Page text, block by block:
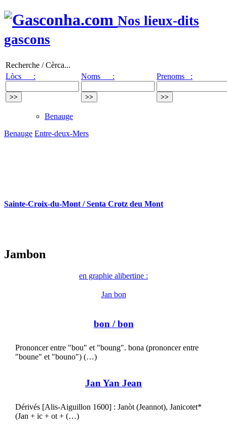
Nos lieux-dits
gascons
Recherche / Cèrca...
Lòcs :
Noms : Prenoms :
Benauge
Benauge Entre-deux-Mers
Sainte-Croix-du-Mont / Senta Crotz deu Mont
Jambon
en graphie alibertine :
Jan bon
bon / bon
Prononcer entre "bou" et "boung". bona (prononcer entre
"boune" et "bouno") (…)
Jan Yan Jean
Dérivés [Alis-Aiguillon 1600] : Janòt (Jeannot), Janicotet*
(Jan + ic + ot + (…)